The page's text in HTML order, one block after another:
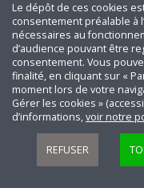
Le dépôt de ces cookies
consentement préalable à
nécessaires au
d’audience pouvant être
consentement. Vous
finalité, en cliquant sur «
moment lors de votre
Gérer les cookies »
d’informations,voir notre
REFUSER